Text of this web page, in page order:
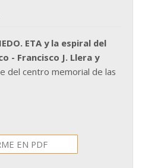
ETA y la espiral del
- Francisco J. Llera y
del centro memorial de las
EN PDF